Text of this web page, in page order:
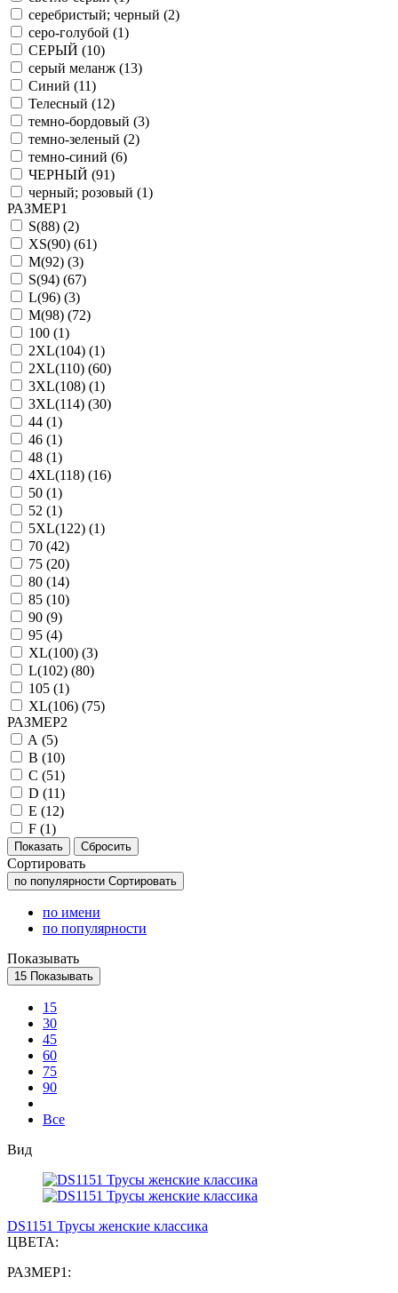
серебристый; черный (2)
серо-голубой (1)
СЕРЫЙ (10)
серый меланж (13)
Синий (11)
Телесный (12)
темно-бордовый (3)
темно-зеленый (2)
темно-синий (6)
ЧЕРНЫЙ (91)
черный; розовый (1)
РАЗМЕР1
S(88) (2)
XS(90) (61)
M(92) (3)
S(94) (67)
L(96) (3)
M(98) (72)
100 (1)
2XL(104) (1)
2XL(110) (60)
3XL(108) (1)
3XL(114) (30)
44 (1)
46 (1)
48 (1)
4XL(118) (16)
50 (1)
52 (1)
5XL(122) (1)
70 (42)
75 (20)
80 (14)
85 (10)
90 (9)
95 (4)
XL(100) (3)
L(102) (80)
105 (1)
XL(106) (75)
РАЗМЕР2
A (5)
B (10)
C (51)
D (11)
E (12)
F (1)
Сортировать
по популярности Сортировать
по имени
по популярности
Показывать
15 Показывать
15
30
45
60
75
90
Все
Вид
DS1151 Трусы женские классика
ЦВЕТА:
РАЗМЕР1: